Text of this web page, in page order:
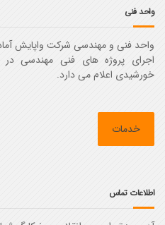
واحد فنی
واحد فنی و مهندسی شرکت واپایش
اجرای پروژه های فنی مهندسی در
خورشیدی اعلام می دارد.
خدمات
اطلاعات تماس